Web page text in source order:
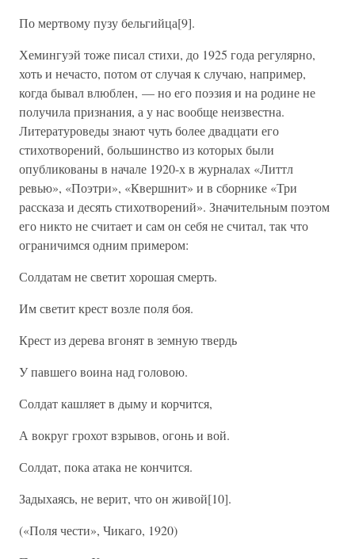
По мертвому пузу бельгийца[9].
Хемингуэй тоже писал стихи, до 1925 года регулярно,
хоть и нечасто, потом от случая к случаю, например,
когда бывал влюблен, — но его поэзия и на родине не
получила признания, а у нас вообще неизвестна.
Литературоведы знают чуть более двадцати его
стихотворений, большинство из которых были
опубликованы в начале 1920-х в журналах «Литтл
ревью», «Поэтри», «Квершнит» и в сборнике «Три
рассказа и десять стихотворений». Значительным поэтом
его никто не считает и сам он себя не считал, так что
ограничимся одним примером:
Солдатам не светит хорошая смерть.
Им светит крест возле поля боя.
Крест из дерева вгонят в земную твердь
У павшего воина над головою.
Солдат кашляет в дыму и корчится,
А вокруг грохот взрывов, огонь и вой.
Солдат, пока атака не кончится.
Задыхаясь, не верит, что он живой[10].
(«Поля чести», Чикаго, 1920)